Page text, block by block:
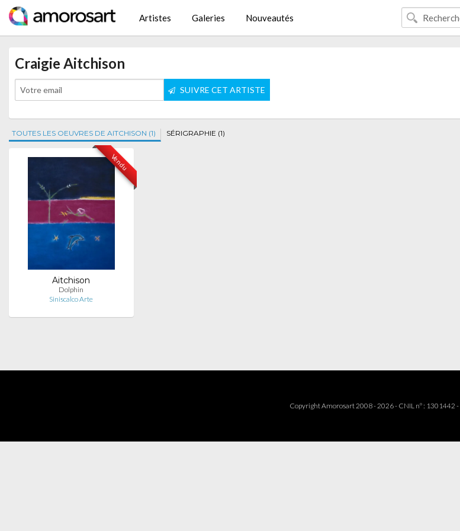
Artistes Galeries Nouveautés
Craigie Aitchison
SUIVRE CET ARTISTE
TOUTES LES OEUVRES DE AITCHISON (1) SÉRIGRAPHIE (1)
Vendu
Aitchison
Dolphin
Siniscalco Arte
Copyright Amorosart 2008 - 2026 - CNIL n° : 1301442 -